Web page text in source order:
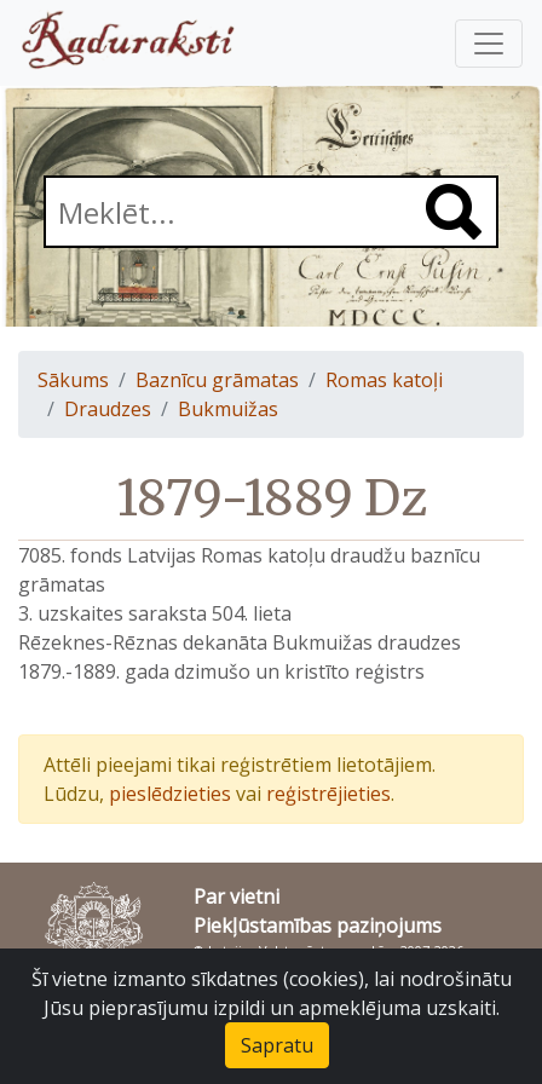
Sākums Baznīcu grāmatas
Romas katoļi
Draudzes
Bukmuižas
1879-1889 Dz
7085. fonds Latvijas Romas katoļu draudžu baznīcu
grāmatas
3. uzskaites saraksta 504. lieta
Rēzeknes-Rēznas dekanāta Bukmuižas draudzes
1879.-1889. gada dzimušo un kristīto reģistrs
Attēli pieejami tikai reģistrētiem lietotājiem.
Lūdzu, pieslēdzieties vai reģistrējieties.
Par vietni
Piekļūstamības paziņojums
© Latvijas Valsts vēstures arhīvs 2007-2026
Slokas iela 16, Rīga, LV – 1048
Šī vietne izmanto sīkdatnes (cookies), lai nodrošinātu
Jūsu pieprasījumu izpildi un apmeklējuma uzskaiti.
Sapratu